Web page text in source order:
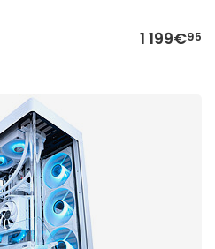
1 199€95